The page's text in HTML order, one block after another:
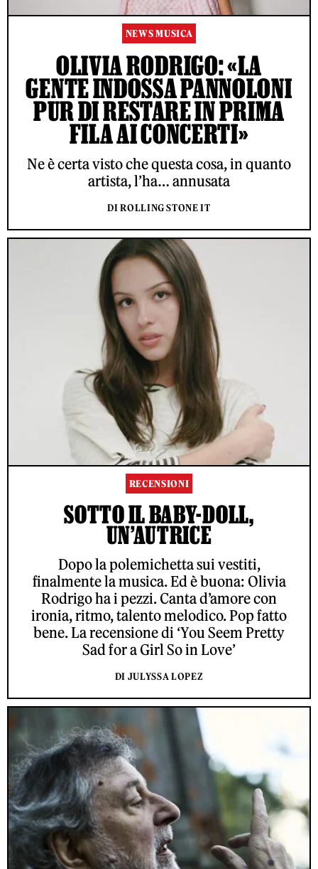
NEWS MUSICA
OLIVIA RODRIGO: «LA
GENTE INDOSSA PANNOLONI
PUR DI RESTARE IN PRIMA
FILA AI CONCERTI»
Ne è certa visto che questa cosa, in quanto
artista, l’ha… annusata
DI ROLLING STONE IT
RECENSIONI
SOTTO IL BABY-DOLL,
UN’AUTRICE
Dopo la polemichetta sui vestiti,
finalmente la musica. Ed è buona: Olivia
Rodrigo ha i pezzi. Canta d’amore con
ironia, ritmo, talento melodico. Pop fatto
bene. La recensione di ‘You Seem Pretty
Sad for a Girl So in Love’
DI JULYSSA LOPEZ